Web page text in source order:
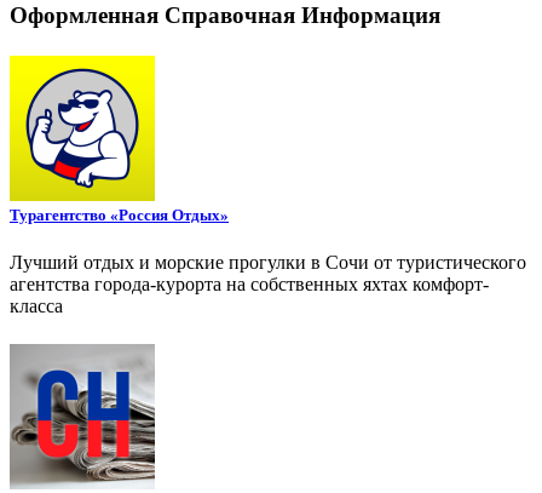
Оформленная Справочная Информация
Турагентство «Россия Отдых»
Лучший отдых и морские прогулки в Сочи от туристического
агентства города-курорта на собственных яхтах комфорт-
класса